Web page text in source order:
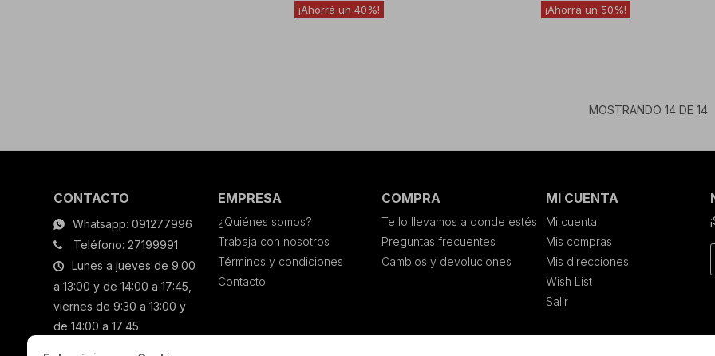
40 50
MOSTRANDO14 DE14
CONTACTO
Whatsapp: 091277996
Teléfono: 27199991
Lunes a jueves de 9:00
a 13:00 y de 14:00 a 17:45,
viernes de 9:30 a 13:00 y
de 14:00 a 17:45.
EMPRESA
¿Quiénes somos?
Trabaja con nosotros
Términos y condiciones
Contacto
COMPRA
Te lo llevamos a donde estés
Preguntas frecuentes
Cambios y devoluciones
MI CUENTA
Mi cuenta
Mis compras
Mis direcciones
Wish List
Salir